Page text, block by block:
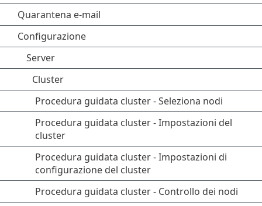
Quarantena e-mail
Configurazione
Server
Cluster
Procedura guidata cluster - Seleziona nodi
Procedura guidata cluster - Impostazioni del
cluster
Procedura guidata cluster - Impostazioni di
configurazione del cluster
Procedura guidata cluster - Controllo dei nodi